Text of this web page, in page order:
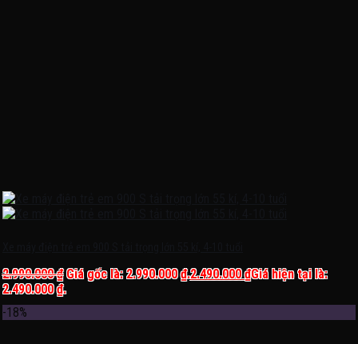
2.990.000₫ Giá gốc là: 2.990.000 ₫.2.490.000₫Giá hiện tại là:
2.490.000 ₫.
-18%